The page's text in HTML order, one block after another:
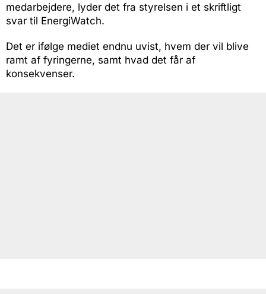
medarbejdere, lyder det fra styrelsen i et skriftligt
svar til EnergiWatch.
Det er ifølge mediet endnu uvist, hvem der vil blive
ramt af fyringerne, samt hvad det får af
konsekvenser.